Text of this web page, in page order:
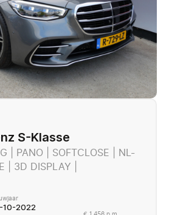
S-Klasse
| PANO | SOFTCLOSE | NL-
| 3D DISPLAY |
10-2022